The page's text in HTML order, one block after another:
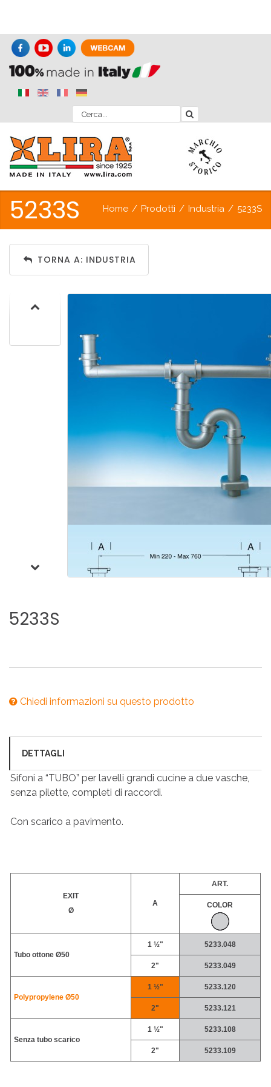
5233S Home / Prodotti / Industria / 5233S
TORNA A: INDUSTRIA
5233S
Chiedi informazioni su questo prodotto
DETTAGLI
Sifoni a “TUBO” per lavelli grandi cucine a due vasche,
senza pilette, completi di raccordi.
Con scarico a pavimento.
EXIT
Ø
A
ART.
COLOR
Tubo ottone Ø50
1 ½" 5233.048
2" 5233.049
Polypropylene Ø50
1 ½" 5233.120
2" 5233.121
Senza tubo scarico
1 ½" 5233.108
2" 5233.109